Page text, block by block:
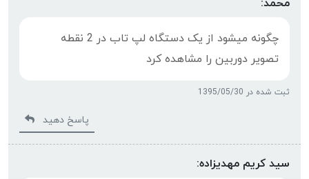
محمد:
چگونه میشود از یک دستگاه لپ تاب در 2 نقطه
تصویر دوربین را مشاهده کرد
ثبت شده در 1395/05/30
پاسخ دهید
سید کریم مهدیزاده: